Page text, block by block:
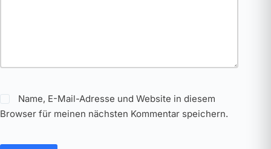
Name, E-Mail-Adresse und Website in diesem
Browser für meinen nächsten Kommentar speichern.